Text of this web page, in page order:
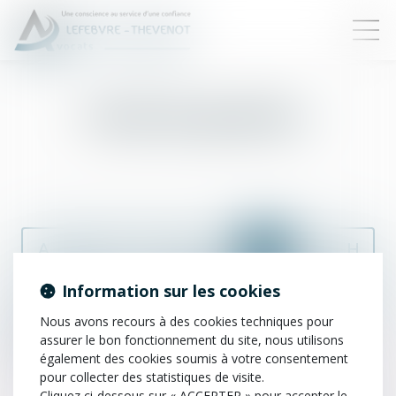
A B C D E F G
H
I
J K L M N
Q
R S T U V W
Y
Z
Information sur les cookies
Nous avons recours à des cookies techniques pour
assurer le bon fonctionnement du site, nous utilisons
également des cookies soumis à votre consentement
pour collecter des statistiques de visite.